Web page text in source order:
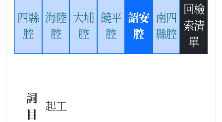
四縣
腔
海陸
腔
大埔
腔
饒平
腔
詔安
腔
南四
縣腔
回檢
索清
單
詞
目
起工